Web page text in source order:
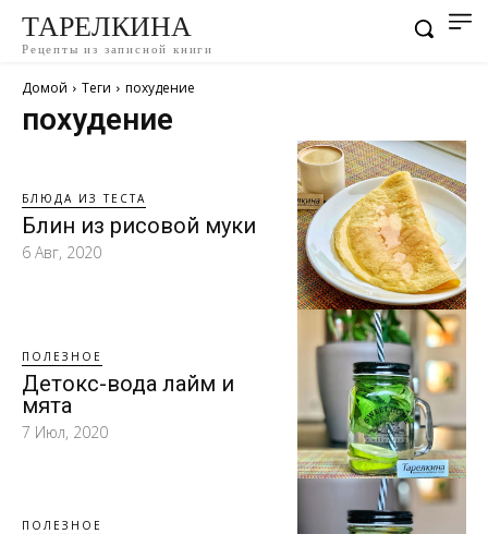
ТАРЕЛКИНА
Рецепты из записной книги
Домой Теги похудение
похудение
БЛЮДА ИЗ ТЕСТА
Блин из рисовой муки
6 Авг, 2020
ПОЛЕЗНОЕ
Детокс-вода лайм и
мята
7 Июл, 2020
ПОЛЕЗНОЕ